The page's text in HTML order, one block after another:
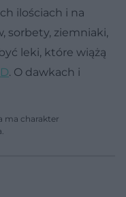
ilościach i na
sorbety, ziemniaki,
leki, które wiążą
. O dawkach i
ma charakter